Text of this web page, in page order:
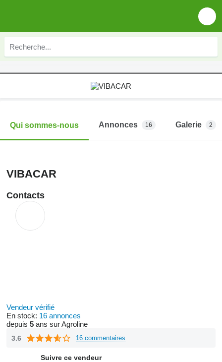
Qui sommes-nous Annonces 16 Galerie 2
VIBACAR
Contacts
Vendeur vérifié
En stock: 16 annonces
depuis 5 ans sur Agroline
3.6 16 commentaires
Suivre ce vendeur